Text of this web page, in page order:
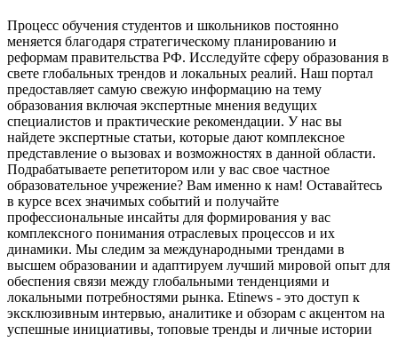
Процесс обучения студентов и школьников постоянно
меняется благодаря стратегическому планированию и
реформам правительства РФ. Исследуйте сферу образования в
свете глобальных трендов и локальных реалий. Наш портал
предоставляет самую свежую информацию на тему
образования включая экспертные мнения ведущих
специалистов и практические рекомендации. У нас вы
найдете экспертные статьи, которые дают комплексное
представление о вызовах и возможностях в данной области.
Подрабатываете репетитором или у вас свое частное
образовательное учрежение? Вам именно к нам! Оставайтесь
в курсе всех значимых событий и получайте
профессиональные инсайты для формирования у вас
комплексного понимания отраслевых процессов и их
динамики. Мы следим за международными трендами в
высшем образовании и адаптируем лучший мировой опыт для
обеспения связи между глобальными тенденциями и
локальными потребностями рынка. Etinews - это доступ к
эксклюзивным интервью, аналитике и обзорам с акцентом на
успешные инициативы, топовые тренды и личные истории